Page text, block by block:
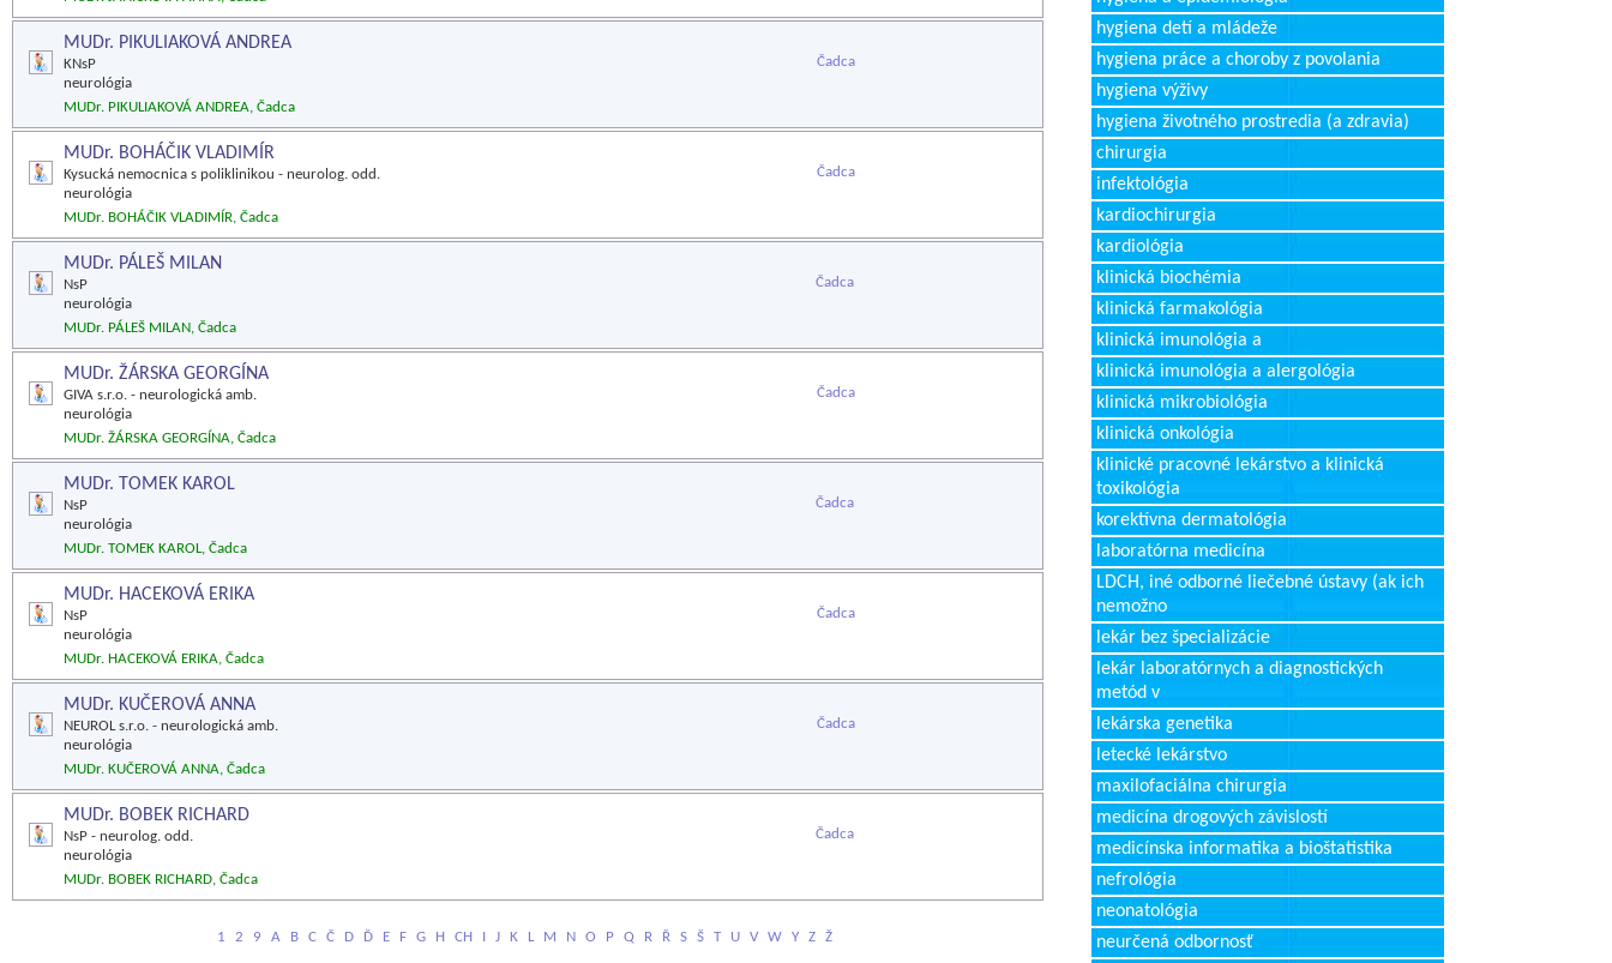
MUDr. PIKULIAKOVÁ ANDREA
KNsP
neurológia
Čadca
MUDr. PIKULIAKOVÁ ANDREA, Čadca
MUDr. BOHÁČIK VLADIMÍR
Kysucká nemocnica s poliklinikou - neurolog. odd.
neurológia
Čadca
MUDr. BOHÁČIK VLADIMÍR, Čadca
MUDr. PÁLEŠ MILAN
NsP
neurológia
Čadca
MUDr. PÁLEŠ MILAN, Čadca
MUDr. ŽÁRSKA GEORGÍNA
GIVA s.r.o. - neurologická amb.
neurológia
Čadca
MUDr. ŽÁRSKA GEORGÍNA, Čadca
MUDr. TOMEK KAROL
NsP
neurológia
Čadca
MUDr. TOMEK KAROL, Čadca
MUDr. HACEKOVÁ ERIKA
NsP
neurológia
Čadca
MUDr. HACEKOVÁ ERIKA, Čadca
MUDr. KUČEROVÁ ANNA
NEUROL s.r.o. - neurologická amb.
neurológia
Čadca
MUDr. KUČEROVÁ ANNA, Čadca
MUDr. BOBEK RICHARD
NsP - neurolog. odd.
neurológia
Čadca
MUDr. BOBEK RICHARD, Čadca
1 2 9 A B C Č D Ď E F G H CH I J K L M N O P Q R Ř S Š T U V W Y Z Ž
hygiena detí a mládeže
hygiena práce a choroby z povolania
hygiena výživy
hygiena životného prostredia (a zdravia)
chirurgia
infektológia
kardiochirurgia
kardiológia
klinická biochémia
klinická farmakológia
klinická imunológia a
klinická imunológia a alergológia
klinická mikrobiológia
klinická onkológia
klinické pracovné lekárstvo a klinická
toxikológia
korektívna dermatológia
laboratórna medicína
LDCH, iné odborné liečebné ústavy (ak ich
nemožno
lekár bez špecializácie
lekár laboratórnych a diagnostických
metód v
lekárska genetika
letecké lekárstvo
maxilofaciálna chirurgia
medicína drogových závislostí
medicínska informatika a bioštatistika
nefrológia
neonatológia
neurčená odbornosť